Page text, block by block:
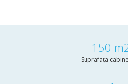
150
Suprafața